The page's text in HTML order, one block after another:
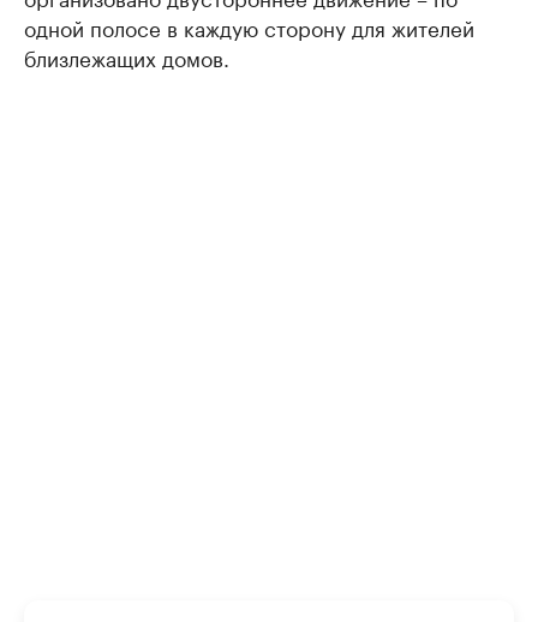
одной полосе в каждую сторону для жителей
близлежащих домов.